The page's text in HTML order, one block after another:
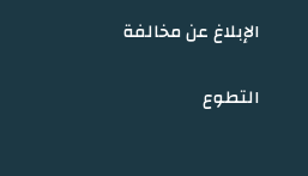
الإبلاغ عن مخالفة
التطوع